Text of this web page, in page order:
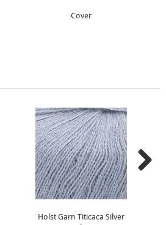
Cover
Holst Garn Titicaca Silver